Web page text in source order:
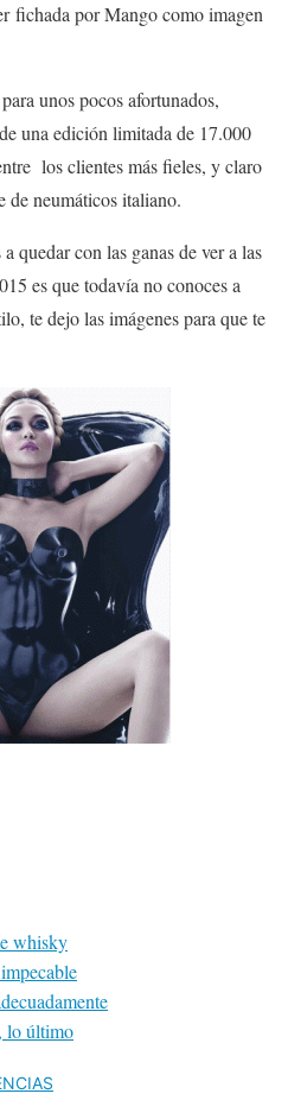
fichada por Mango como imagen
unos pocos afortunados,
una edición limitada de 17.000
los clientes más fieles, y claro
de neumáticos italiano.
quedar con las ganas de ver a las
es que todavía no conoces a
te dejo las imágenes para que te
whisky
lo último